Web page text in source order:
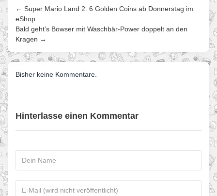
← Super Mario Land 2: 6 Golden Coins ab Donnerstag im
eShop
Bald geht’s Bowser mit Waschbär-Power doppelt an den
Kragen →
Bisher keine Kommentare.
Hinterlasse einen Kommentar